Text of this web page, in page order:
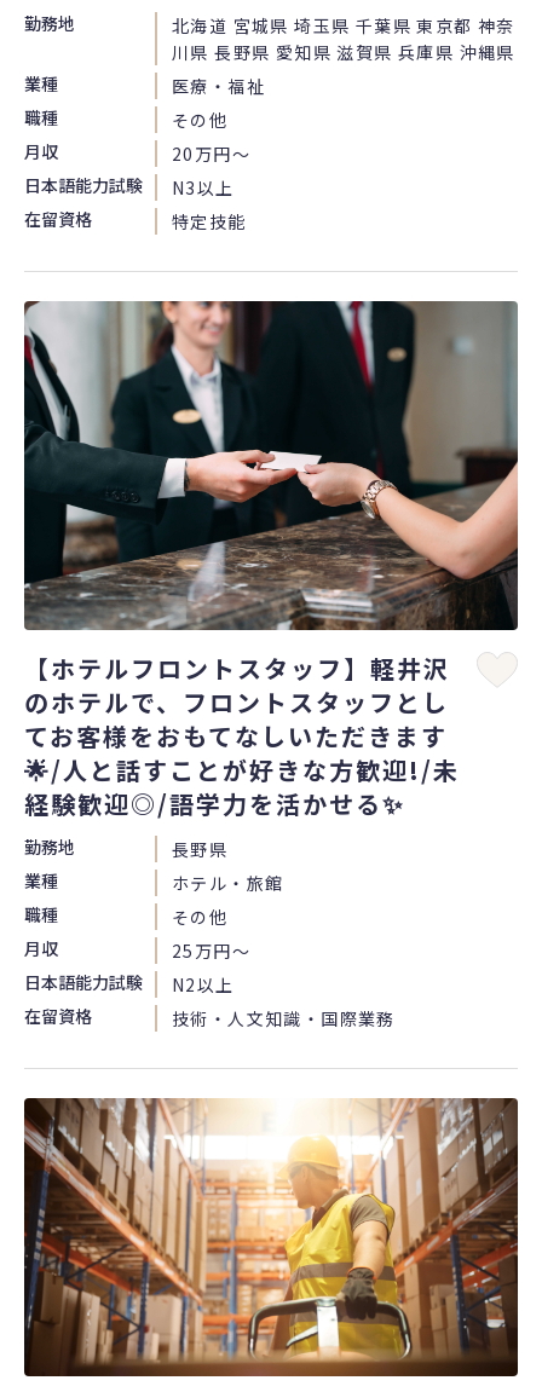
勤務地
北海道 宮城県 埼玉県 千葉県 東京都 神奈
川県 長野県 愛知県 滋賀県 兵庫県 沖縄県
業種
医療・福祉
職種
その他
月収
20万円〜
日本語能力試験
N3以上
在留資格
特定技能
【ホテルフロントスタッフ】軽井沢
のホテルで、フロントスタッフとし
てお客様をおもてなしいただきます
🌟/人と話すことが好きな方歓迎!/未
経験歓迎◎/語学力を活かせる✨
勤務地
長野県
業種
ホテル・旅館
職種
その他
月収
25万円〜
日本語能力試験
N2以上
在留資格
技術・人文知識・国際業務